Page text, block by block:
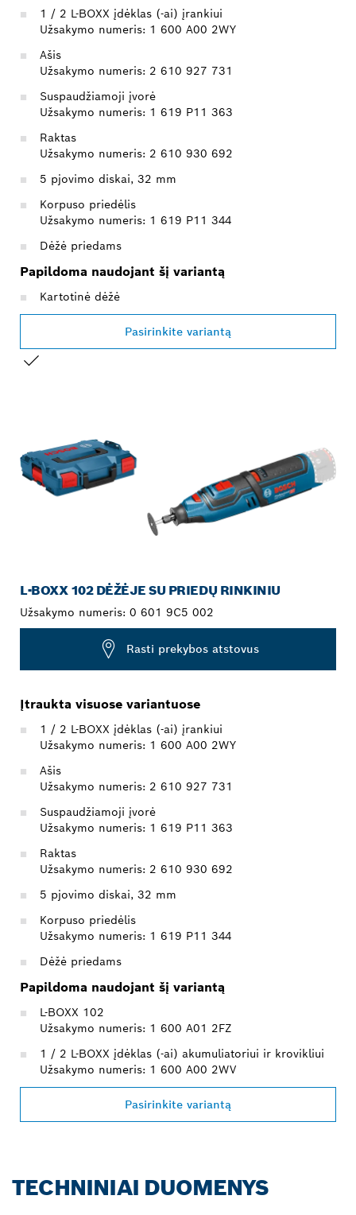
1 / 2 L-BOXX įdėklas (-ai) įrankiui
Užsakymo numeris: 1 600 A00 2WY
Ašis
Užsakymo numeris: 2 610 927 731
Suspaudžiamoji įvorė
Užsakymo numeris: 1 619 P11 363
Raktas
Užsakymo numeris: 2 610 930 692
5 pjovimo diskai, 32 mm
Korpuso priedėlis
Užsakymo numeris: 1 619 P11 344
Dėžė priedams
Papildoma naudojant šį variantą
Kartotinė dėžė
Pasirinkite variantą
L-BOXX 102 DĖŽĖJE SU PRIEDŲ RINKINIU
Užsakymo numeris: 0 601 9C5 002
Rasti prekybos atstovus
Įtraukta visuose variantuose
1 / 2 L-BOXX įdėklas (-ai) įrankiui
Užsakymo numeris: 1 600 A00 2WY
Ašis
Užsakymo numeris: 2 610 927 731
Suspaudžiamoji įvorė
Užsakymo numeris: 1 619 P11 363
Raktas
Užsakymo numeris: 2 610 930 692
5 pjovimo diskai, 32 mm
Korpuso priedėlis
Užsakymo numeris: 1 619 P11 344
Dėžė priedams
Papildoma naudojant šį variantą
L-BOXX 102
Užsakymo numeris: 1 600 A01 2FZ
1 / 2 L-BOXX įdėklas (-ai) akumuliatoriui ir krovikliui
Užsakymo numeris: 1 600 A00 2WV
Pasirinkite variantą
TECHNINIAI DUOMENYS